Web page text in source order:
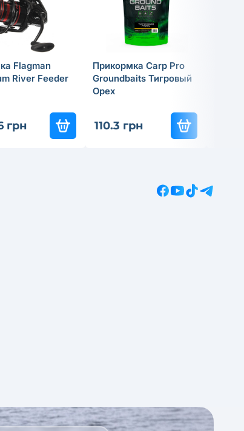
Flagman
River Feeder
грн
Прикормка Carp Pro
Groundbaits Тигровый
Орех
110.3 грн